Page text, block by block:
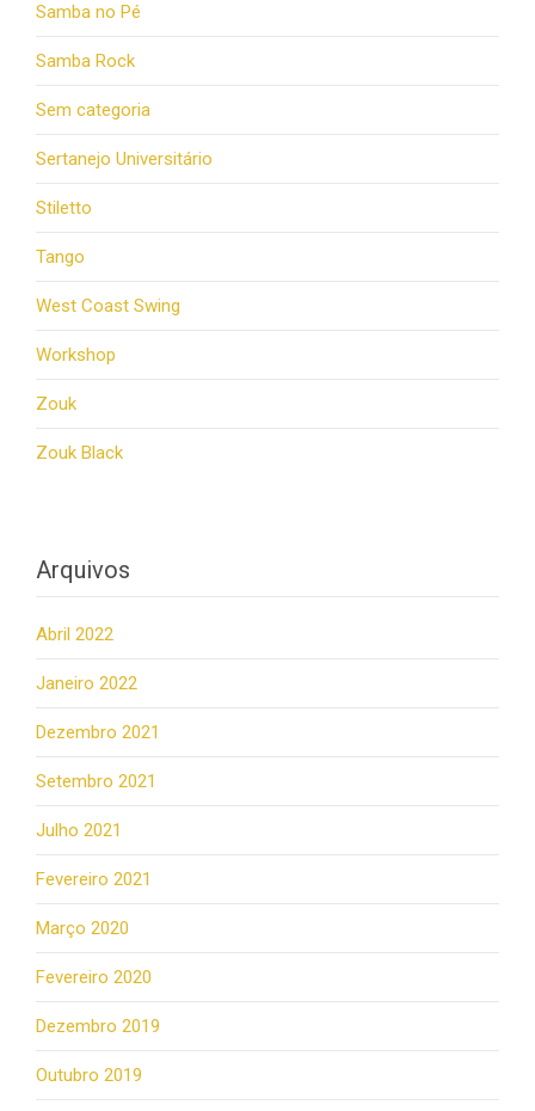
Samba no Pé
Samba Rock
Sem categoria
Sertanejo Universitário
Stiletto
Tango
West Coast Swing
Workshop
Zouk
Zouk Black
Arquivos
Abril 2022
Janeiro 2022
Dezembro 2021
Setembro 2021
Julho 2021
Fevereiro 2021
Março 2020
Fevereiro 2020
Dezembro 2019
Outubro 2019